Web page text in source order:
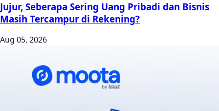
Jujur, Seberapa Sering Uang Pribadi dan Bisnis
Masih Tercampur di Rekening?
Aug 05, 2026